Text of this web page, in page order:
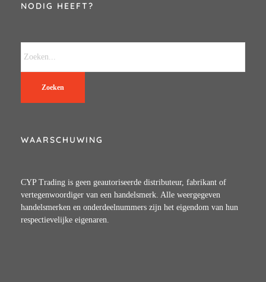
NODIG HEEFT?
Zoeken
WAARSCHUWING
CYP Trading is geen geautoriseerde distributeur, fabrikant of
vertegenwoordiger van een handelsmerk. Alle weergegeven
handelsmerken en onderdeelnummers zijn het eigendom van hun
respectievelijke eigenaren.